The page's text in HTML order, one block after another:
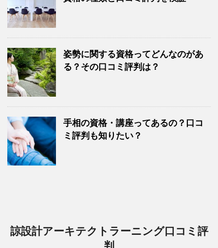
姿勢に関する資格ってどんなのがあ
る？その口コミ評判は？
手相の資格・講座ってあるの？口コ
ミ評判も知りたい？
諒設計アーキテクトラーニング口コミ評